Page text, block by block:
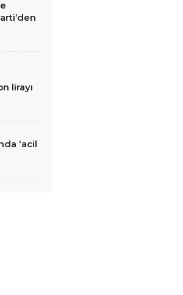
lirayı
‘acil